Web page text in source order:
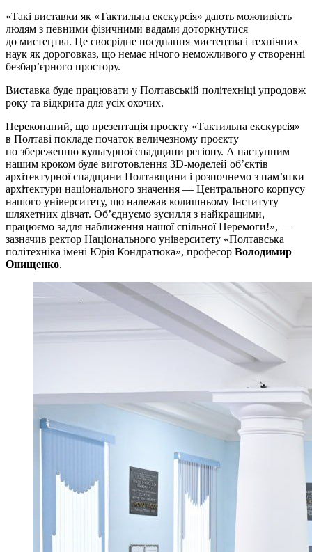
«Такі виставки як «Тактильна екскурсія» дають можливість
людям з певними фізичними вадами доторкнутися
до мистецтва. Це своєрідне поєднання мистецтва і технічних
наук як дороговказ, що немає нічого неможливого у створенні
безбар’єрного простору.
Виставка буде працювати у Полтавській політехніці упродовж
року та відкрита для усіх охочих.
Переконаний, що презентація проєкту «Тактильна екскурсія»
в Полтаві покладе початок величезному проєкту
по збереженню культурної спадщини регіону. А наступним
нашим кроком буде виготовлення 3D-моделей об’єктів
архітектурної спадщини Полтавщини і розпочнемо з пам’ятки
архітектури національного значення — Центрального корпусу
нашого університету, що належав колишньому Інституту
шляхетних дівчат. Об’єднуємо зусилля з найкращими,
працюємо задля наближення нашої спільної Перемоги!», —
зазначив ректор Національного університету «Полтавська
політехніка імені Юрія Кондратюка», професор Володимир
Онищенко.